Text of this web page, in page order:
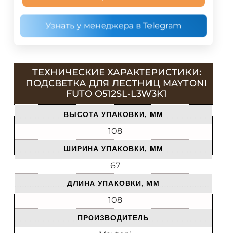
Узнать у менеджера в Telegram
ТЕХНИЧЕСКИЕ ХАРАКТЕРИСТИКИ:
ПОДСВЕТКА ДЛЯ ЛЕСТНИЦ MAYTONI
FUTO O512SL-L3W3K1
ВЫСОТА УПАКОВКИ, ММ
108
ШИРИНА УПАКОВКИ, ММ
67
ДЛИНА УПАКОВКИ, ММ
108
ПРОИЗВОДИТЕЛЬ